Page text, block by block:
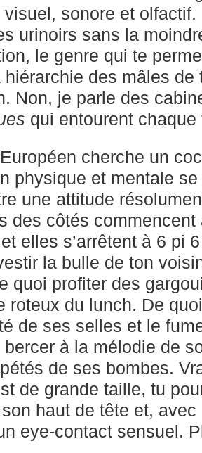
visuel, sonore et
urinoirs sans la
le genre qui te
des mâles de
Non, je parle des
qui entourent
cherche un
physique et mentale
une attitude
des côtés
elles s’arrêtent à 6 pi
la bulle de ton
quoi profiter des
roteux du lunch. De
de ses selles et le
bercer à la mélodie de
de ses bombes.
de grande taille, tu
haut de tête et, avec
eye-contact sensuel.